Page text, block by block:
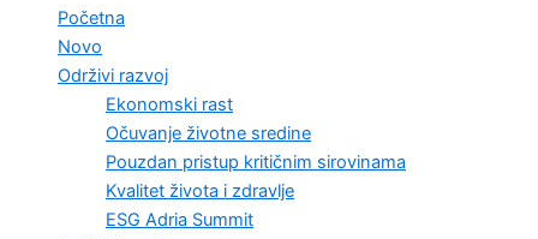
Početna
Novo
Održivi razvoj
Ekonomski rast
Očuvanje životne sredine
Pouzdan pristup kritičnim sirovinama
Kvalitet života i zdravlje
ESG Adria Summit